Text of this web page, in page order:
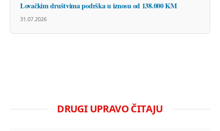
Lovačkim društvima podrška u iznosu od 138.000 KM
31.07.2026
DRUGI UPRAVO ČITAJU